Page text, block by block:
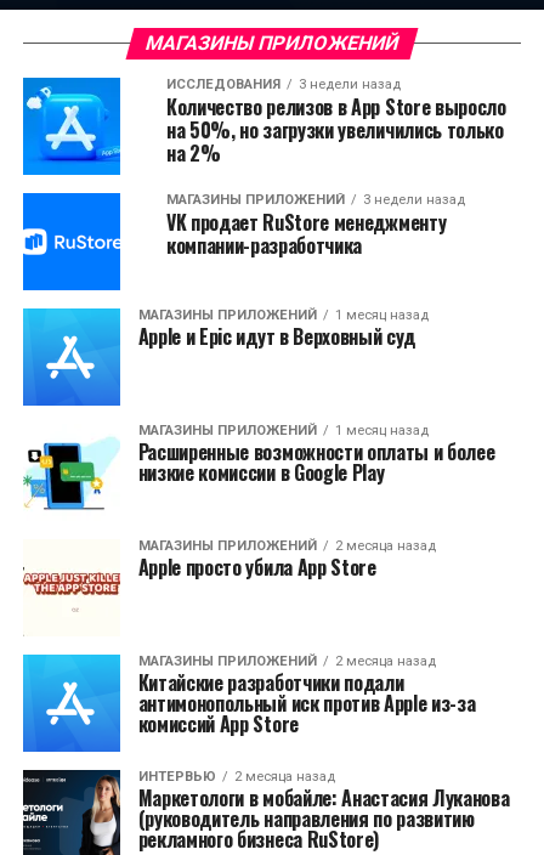
МАГАЗИНЫ ПРИЛОЖЕНИЙ
ИССЛЕДОВАНИЯ 3 недели назад
Количество релизов в App Store выросло
на 50%, но загрузки увеличились только
на 2%
МАГАЗИНЫ ПРИЛОЖЕНИЙ 3 недели назад
VK продает RuStore менеджменту
компании-разработчика
МАГАЗИНЫ ПРИЛОЖЕНИЙ 1 месяц назад
Apple и Epic идут в Верховный суд
МАГАЗИНЫ ПРИЛОЖЕНИЙ 1 месяц назад
Расширенные возможности оплаты и более
низкие комиссии в Google Play
МАГАЗИНЫ ПРИЛОЖЕНИЙ 2 месяца назад
Apple просто убила App Store
МАГАЗИНЫ ПРИЛОЖЕНИЙ 2 месяца назад
Китайские разработчики подали
антимонопольный иск против Apple из-за
комиссий App Store
ИНТЕРВЬЮ 2 месяца назад
Маркетологи в мобайле: Анастасия Луканова
(руководитель направления по развитию
рекламного бизнеса RuStore)